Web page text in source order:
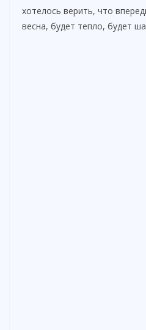
хотелось верить, что
весна, будет тепло, будет